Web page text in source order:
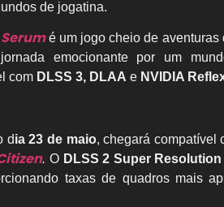
de jogatina.
Serum é um jogo cheio de aventuras
emocionante por um
com DLSS 3, DLAA e NVIDIA
dia 23 de maio, chegará compatível
. O DLSS 2 Super Resolution
taxas de quadros mais